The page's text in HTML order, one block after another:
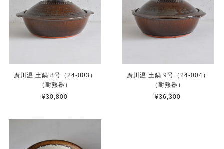
廣川温 土鍋 8号（24-003）
（耐熱器）
¥30,800
廣川温 土鍋 9号（24-004）
（耐熱器）
¥36,300